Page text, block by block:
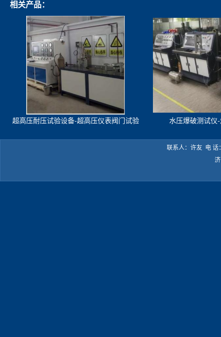
相关产品：
超高压耐压试验设备-超高压仪表阀门试验
水压爆破测试仪
联系人：许友 电 话